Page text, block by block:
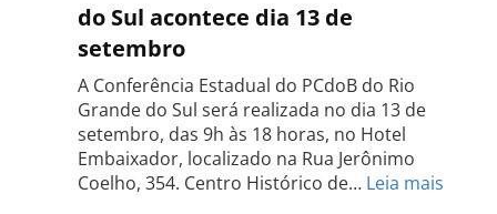
Tocantins
será
realizada
dia
18
de
setembro
do Sul acontece dia 13 de
setembro
A Conferência Estadual do PCdoB do Rio
Grande do Sul será realizada no dia 13 de
setembro, das 9h às 18 horas, no Hotel
Embaixador, localizado na Rua Jerônimo
Coelho, 354. Centro Histórico de… Leia mais